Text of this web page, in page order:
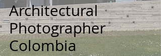
Architectural
Photographer
Colombia